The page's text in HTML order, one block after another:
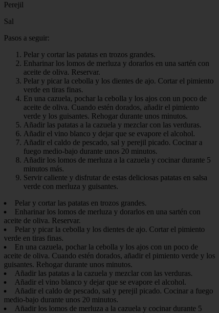
Perejil
Sal
Pasos a seguir:
Pelar y cortar las patatas en trozos grandes.
Enharinar los lomos de merluza y dorarlos en una sartén con
aceite de oliva. Reservar.
Pelar y picar la cebolla y los dientes de ajo. Cortar el pimiento
verde en tiras finas.
En una cazuela, pochar la cebolla y los ajos con un poco de
aceite de oliva. Cuando estén dorados, añadir el pimiento
verde y los guisantes. Rehogar durante unos minutos.
Añadir las patatas a la cazuela y mezclar con las verduras.
Añadir el vino blanco y dejar que se evapore el alcohol.
Añadir el caldo de pescado, sal y perejil picado. Cocinar a
fuego medio-bajo durante unos 20 minutos.
Añadir los lomos de merluza a la cazuela y cocinar durante 5
minutos más.
Servir caliente y disfrutar de estas deliciosas patatas en salsa
verde con merluza y guisantes.
Pelar y cortar las patatas en trozos grandes.
Enharinar los lomos de merluza y dorarlos en una sartén con
aceite de oliva. Reservar.
Pelar y picar la cebolla y los dientes de ajo. Cortar el pimiento
verde en tiras finas.
En una cazuela, pochar la cebolla y los ajos con un poco de
aceite de oliva. Cuando estén dorados, añadir el pimiento verde y los
guisantes. Rehogar durante unos minutos.
Añadir las patatas a la cazuela y mezclar con las verduras.
Añadir el vino blanco y dejar que se evapore el alcohol.
Añadir el caldo de pescado, sal y perejil picado. Cocinar a fuego
medio-bajo durante unos 20 minutos.
Añadir los lomos de merluza a la cazuela y cocinar durante 5